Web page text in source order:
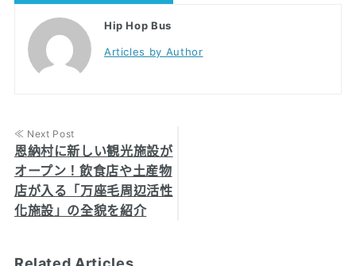
Hip Hop Bus
Articles by Author
≪ Next Post
恩納村に新しい観光施設が
オープン！飲食店や土産物
店が入る「万座毛周辺活性
化施設」の全貌を紹介